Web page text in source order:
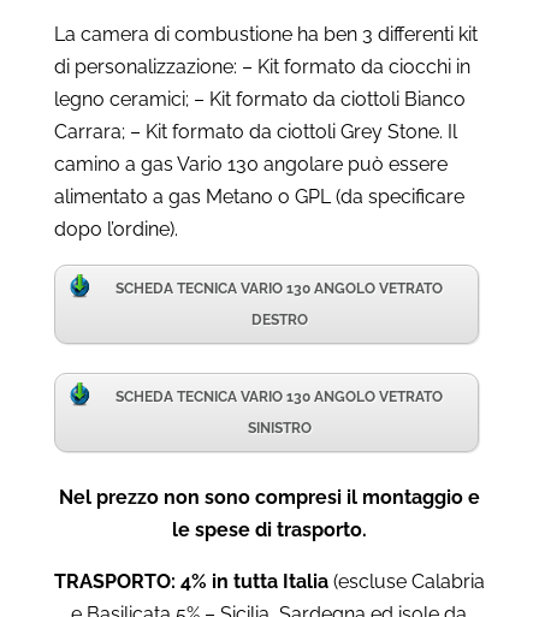
La camera di combustione ha ben 3 differenti kit
di personalizzazione: – Kit formato da ciocchi in
legno ceramici; – Kit formato da ciottoli Bianco
Carrara; – Kit formato da ciottoli Grey Stone. Il
camino a gas Vario 130 angolare può essere
alimentato a gas Metano o GPL (da specificare
dopo l’ordine).
SCHEDA TECNICA VARIO 130 ANGOLO VETRATO
DESTRO
SCHEDA TECNICA VARIO 130 ANGOLO VETRATO
SINISTRO
Nel prezzo non sono compresi il montaggio e
le spese di trasporto.
TRASPORTO: 4% in tutta Italia (escluse Calabria